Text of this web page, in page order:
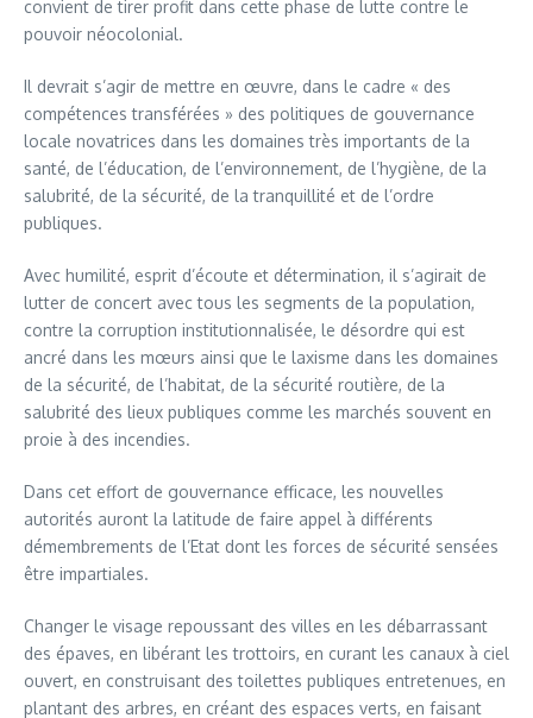
convient de tirer profit dans cette phase de lutte contre le
pouvoir néocolonial.
Il devrait s’agir de mettre en œuvre, dans le cadre « des
compétences transférées » des politiques de gouvernance
locale novatrices dans les domaines très importants de la
santé, de l’éducation, de l’environnement, de l’hygiène, de la
salubrité, de la sécurité, de la tranquillité et de l’ordre
publiques.
Avec humilité, esprit d’écoute et détermination, il s’agirait de
lutter de concert avec tous les segments de la population,
contre la corruption institutionnalisée, le désordre qui est
ancré dans les mœurs ainsi que le laxisme dans les domaines
de la sécurité, de l’habitat, de la sécurité routière, de la
salubrité des lieux publiques comme les marchés souvent en
proie à des incendies.
Dans cet effort de gouvernance efficace, les nouvelles
autorités auront la latitude de faire appel à différents
démembrements de l’Etat dont les forces de sécurité sensées
être impartiales.
Changer le visage repoussant des villes en les débarrassant
des épaves, en libérant les trottoirs, en curant les canaux à ciel
ouvert, en construisant des toilettes publiques entretenues, en
plantant des arbres, en créant des espaces verts, en faisant